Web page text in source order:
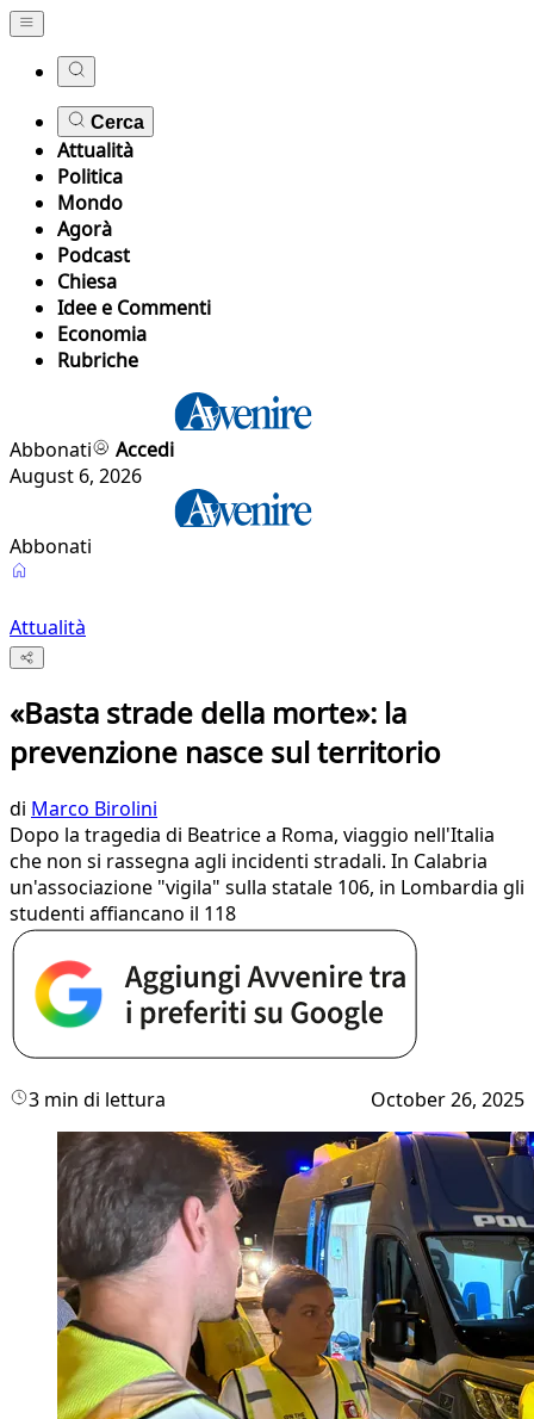
Cerca
Attualità
Politica
Mondo
Agorà
Podcast
Chiesa
Idee e Commenti
Economia
Rubriche
Abbonati
Accedi
August 6, 2026
Abbonati
Attualità
«Basta strade della morte»: la
prevenzione nasce sul territorio
di Marco Birolini
Dopo la tragedia di Beatrice a Roma, viaggio nell'Italia
che non si rassegna agli incidenti stradali. In Calabria
un'associazione "vigila" sulla statale 106, in Lombardia gli
studenti affiancano il 118
3 min di lettura October 26, 2025